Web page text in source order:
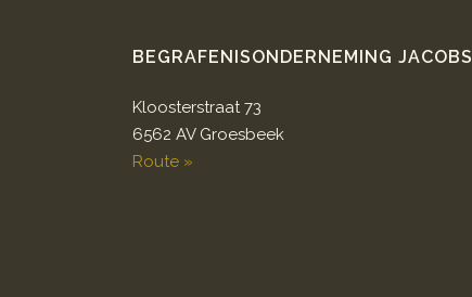
BEGRAFENISONDERNEMING JACOBS
Kloosterstraat 73
6562 AV Groesbeek
Route »